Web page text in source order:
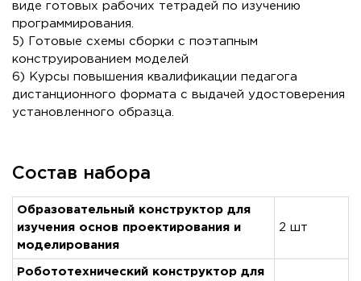
виде готовых рабочих тетрадей по изучению
программирования.
5) Готовые схемы сборки с поэтапным
конструированием моделей
6) Курсы повышения квалификации педагога
дистанционного формата с выдачей удостоверения
установленного образца.
Состав набора
Образовательный конструктор для
изучения основ проектирования и
моделирования
2 шт
Робототехнический конструктор для